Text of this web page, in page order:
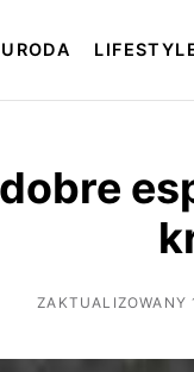
URODA
ZAKTUALIZOWANY